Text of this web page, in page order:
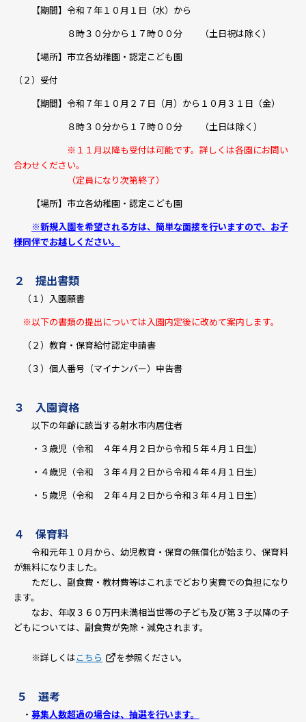
【期間】令和７年１０月１日（水）から
８時３０分から１７時００分 （土日祝は除く）
【場所】市立各幼稚園・認定こども園
（２）受付
【期間】令和７年１０月２７日（月）から１０月３１日（金）
８時３０分から１７時００分 （土日は除く）
※１１月以降も受付は可能です。詳しくは各園にお問い
合わせください。
（定員になり次第終了）
【場所】市立各幼稚園・認定こども園
※新規入園を希望される方は、簡単な面接を行いますので、お子
様同伴でお越しください。
２ 提出書類
（１）入園願書
※以下の書類の提出については入園内定後に改めて案内します。
（２）教育・保育給付認定申請書
（３）個人番号（マイナンバー）申告書
３ 入園資格
以下の年齢に該当する射水市内居住者
・３歳児（令和 ４年４月２日から令和５年４月１日生）
・４歳児（令和 ３年４月２日から令和４年４月１日生）
・５歳児（令和 ２年４月２日から令和３年４月１日生）
４ 保育料
令和元年１０月から、幼児教育・保育の無償化が始まり、保育料
が無料になりました。
ただし、副食費・教材費等はこれまでどおり実費での負担になり
ます。
なお、年収３６０万円未満相当世帯の子ども及び第３子以降の子
どもについては、副食費が免除・減免されます。
※詳しくはこちら を参照ください。
５ 選考
・ 募集人数超過の場合は、抽選を行います。